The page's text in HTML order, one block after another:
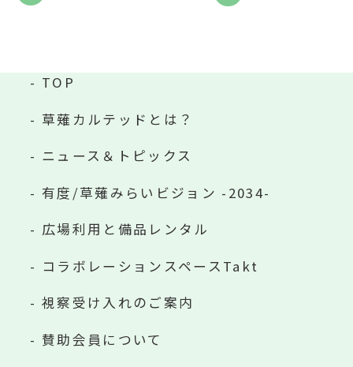
TOP
草薙カルテッドとは？
ニュース＆トピックス
有度/草薙みらいビジョン -2034-
広場利用と備品レンタル
コラボレーションスペースTakt
視察受け入れのご案内
賛助会員について